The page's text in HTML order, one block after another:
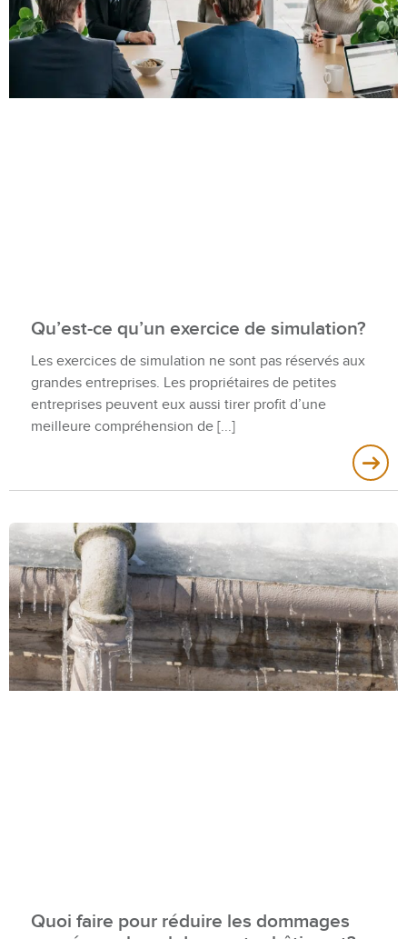
Qu’est‑ce qu’un exercice de simulation?
Les exercices de simulation ne sont pas réservés aux
grandes entreprises. Les propriétaires de petites
entreprises peuvent eux aussi tirer profit d’une
meilleure compréhension de
Quoi faire pour réduire les dommages